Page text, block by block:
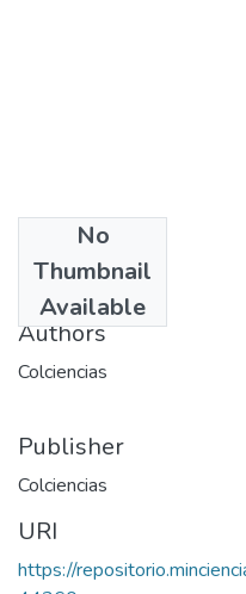
No
Thumbnail
Available
1981
Authors
Colciencias
Publisher
Colciencias
URI
https://